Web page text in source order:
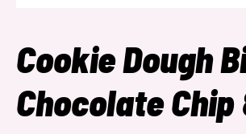
Cookie Dough
Chocolate Chip